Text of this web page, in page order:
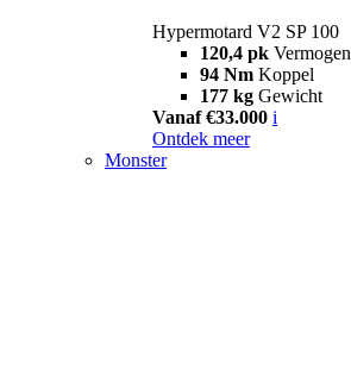
Hypermotard V2 SP 100
120,4 pk Vermogen
94 Nm Koppel
177 kg Gewicht
Vanaf €33.000 i
Ontdek meer
Monster